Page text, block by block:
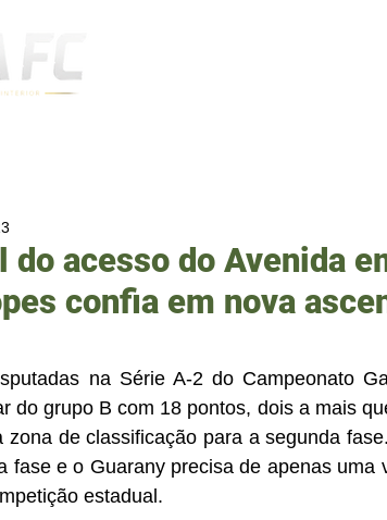
do acesso do Avenida
confia em nova
na Série A-2 do Campeonato
do grupo B com 18 pontos, dois a mais
zona de classificação para a segunda
fase e o Guarany precisa de apenas uma
estadual.